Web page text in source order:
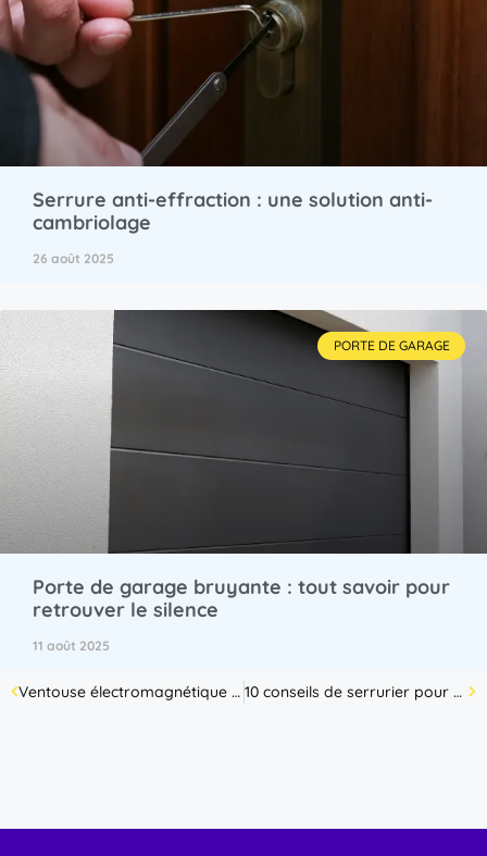
Serrure anti-effraction : une solution anti-
cambriolage
26 août 2025
PORTE DE GARAGE
Porte de garage bruyante : tout savoir pour
retrouver le silence
11 août 2025
Ventouse électromagnétique : maximiser la sécurité de vos immeubles ! 10 conseils de serrurier pour éviter les cambriolages